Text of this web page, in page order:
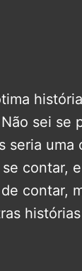
sei se
seria uma
contar,
contar,